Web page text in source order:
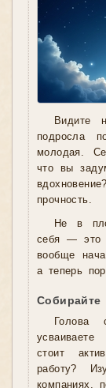
Видите
подросла
молодая.
что вы
прочность.
Не в
себя — это
вообще
а теперь
Голова
стоит
работу?
компаниях,